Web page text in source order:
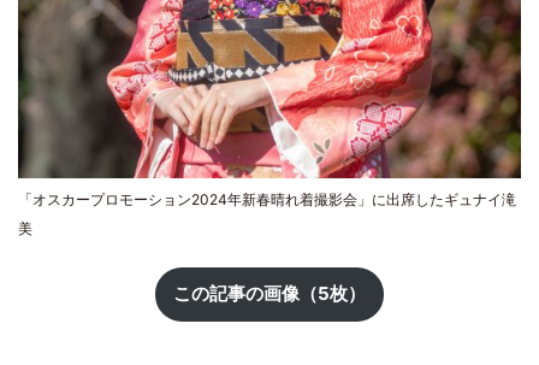
「オスカープロモーション2024年新春晴れ着撮影会」に出席したギュナイ滝
美
この記事の画像（5枚）